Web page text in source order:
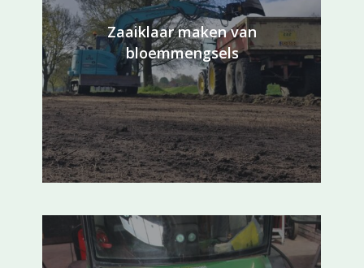
Zaaiklaar maken van
bloemmengsels